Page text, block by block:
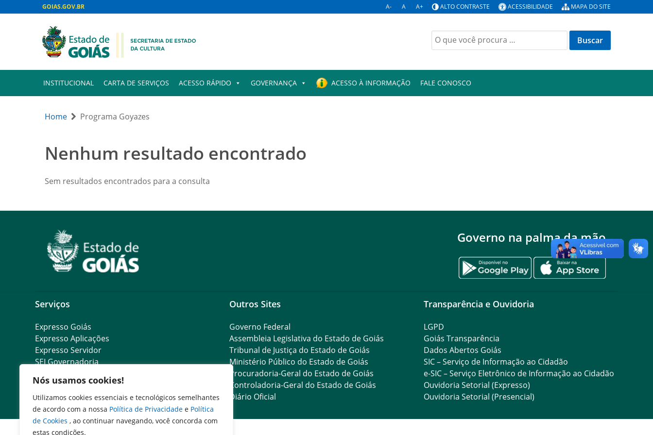
Nós usamos cookies!
Utilizamos cookies essenciais e tecnológicos semelhantes
de acordo com a nossa Política de Privacidade e Política
de Cookies , ao continuar navegando, você concorda com
estas condições.
GOIAS.GOV.BR A- A A+ ALTO CONTRASTE ACESSIBILIDADE MAPA DO SITE
Buscar
por:
INSTITUCIONAL CARTA DE SERVIÇOS ACESSO RÁPIDO GOVERNANÇA ACESSO À INFORMAÇÃO FALE CONOSCO
Home Programa Goyazes
Nenhum resultado encontrado
Sem resultados encontrados para a consulta
Governo na palma da mão
Serviços
Expresso Goiás
Expresso Aplicações
Expresso Servidor
SEI Governadoria
Escola de Governo
Agenda de Autoridades
Outros Sites
Governo Federal
Assembleia Legislativa do Estado de Goiás
Tribunal de Justiça do Estado de Goiás
Ministério Público do Estado de Goiás
Procuradoria-Geral do Estado de Goiás
Controladoria-Geral do Estado de Goiás
Diário Oficial
Transparência e Ouvidoria
LGPD
Goiás Transparência
Dados Abertos Goiás
SIC – Serviço de Informação ao Cidadão
e-SIC – Serviço Eletrônico de Informação ao Cidadão
Ouvidoria Setorial (Expresso)
Ouvidoria Setorial (Presencial)